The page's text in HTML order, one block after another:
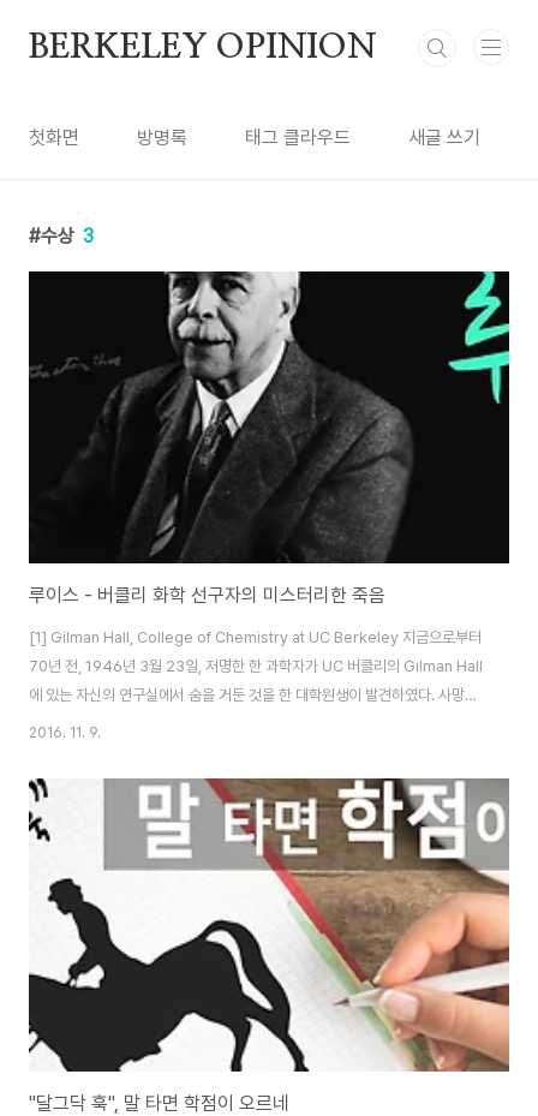
BERKELEY OPINION
첫화면 방명록 태그 클라우드 새글 쓰기
수상 3
루이스 - 버클리 화학 선구자의 미스터리한 죽음
[1] Gilman Hall, College of Chemistry at UC Berkeley 지금으로부터
70년 전, 1946년 3월 23일, 저명한 한 과학자가 UC 버클리의 Gilman Hall
에 있는 자신의 연구실에서 숨을 거둔 것을 한 대학원생이 발견하였다. 사망한
과학자는 바로 미국 현대 화학의 아버지이자 비운의 과학자라 불리는 길버트
쓰던 과학자답게 연구실에서 생을 마친 그였지만, 그의 죽음을 두고 여러 가지
주장이 제기되었다. 그의 사망은 실험 도중 갑작스러운 심장마비가 원인이라고
알려져 있다. 그 실험은 액체 시안화수소 (HCN)에 관한 실험이었는데, 시안화
수소 증기가 이동하는 유리관이 깨지면서 ..
2016. 11. 9.
"달그닥 훅", 말 타면 학점이 오르네